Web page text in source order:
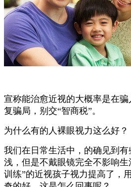
宣称能治愈近视的大概率是在
复骗局，别交“智商税”。
为什么有的人裸眼视力这么好？
我们在日常生活中，的确见到
浅，但是不戴眼镜完全不影响生
训练”的近视孩子视力提高了，